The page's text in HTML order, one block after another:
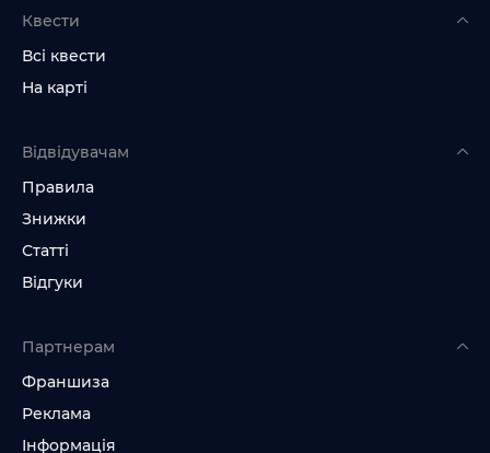
Квести
Всі квести
На карті
Відвідувачам
Правила
Знижки
Статті
Відгуки
Партнерам
Франшиза
Реклама
Інформація